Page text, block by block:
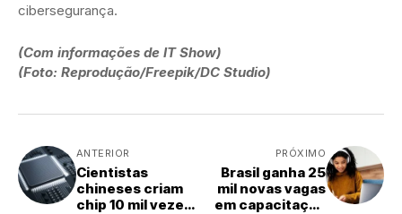
cibersegurança.
(Com informações de IT Show)
(Foto: Reprodução/Freepik/DC Studio)
ANTERIOR
Cientistas
chineses criam
chip 10 mil vezes
PRÓXIMO
Brasil ganha 25
mil novas vagas
em capacitação